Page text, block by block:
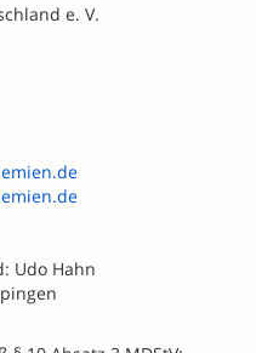
e. V.
Udo Hahn